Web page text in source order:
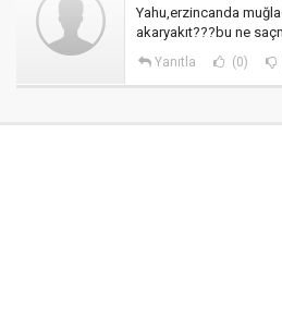
Yahu,erzincanda
akaryakıt???bu ne
Yanıtla (0)